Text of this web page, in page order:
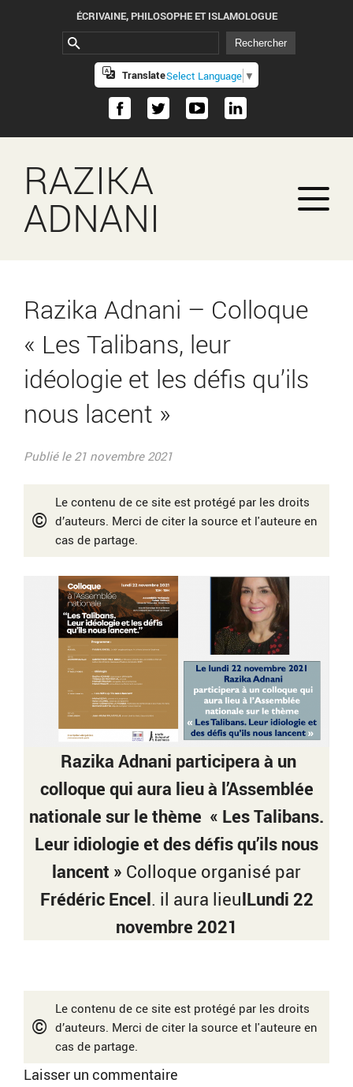
ÉCRIVAINE, PHILOSOPHE ET ISLAMOLOGUE
TranslateSelect Language ▼
RAZIKA
ADNANI
Razika Adnani – Colloque
« Les Talibans, leur
idéologie et les défis qu’ils
nous lacent »
Publié le 21 novembre 2021
©
Le contenu de ce site est protégé par les droits
d’auteurs. Merci de citer la source et l'auteure en
cas de partage.
Razika Adnani participera à un
colloque qui aura lieu à l’Assemblée
nationale sur le thème « Les Talibans.
Leur idiologie et des défis qu’ils nous
lancent » Colloque organisé par
Frédéric Encel. il aura lieulLundi 22
novembre 2021
©
Le contenu de ce site est protégé par les droits
d’auteurs. Merci de citer la source et l'auteure en
cas de partage.
Laisser un commentaire